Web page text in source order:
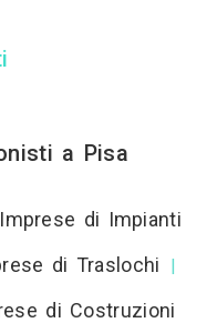
a Pisa
Imprese di Impianti
di Traslochi |
di Costruzioni